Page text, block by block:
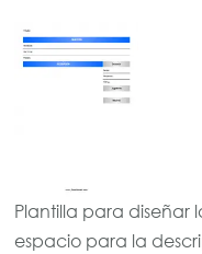
Plantilla para diseñar
espacio para la